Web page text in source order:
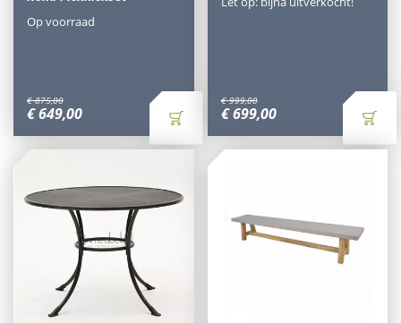
€ 875,00
€649,00
Op voorraad
€ 999,00
€ 699,00